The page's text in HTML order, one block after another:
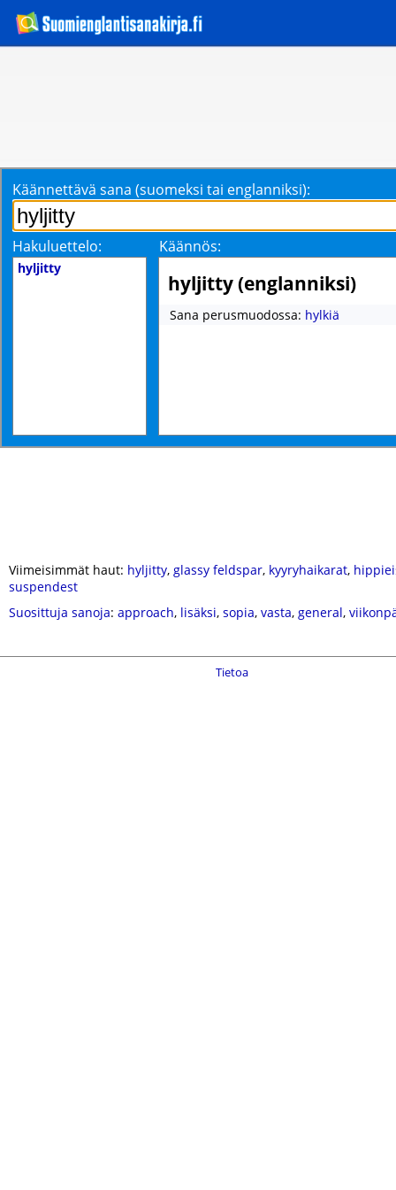
Käännettävä sana (suomeksi tai englanniksi):
Hakuluettelo: Käännös:
hyljitty
hyljitty (englanniksi)
Sana perusmuodossa: hylkiä
Viimeisimmät haut: hyljitty, glassy feldspar, kyyryhaikarat,
suspendest
Suosittuja sanoja: approach, lisäksi, sopia, vasta, general,
Tietoa